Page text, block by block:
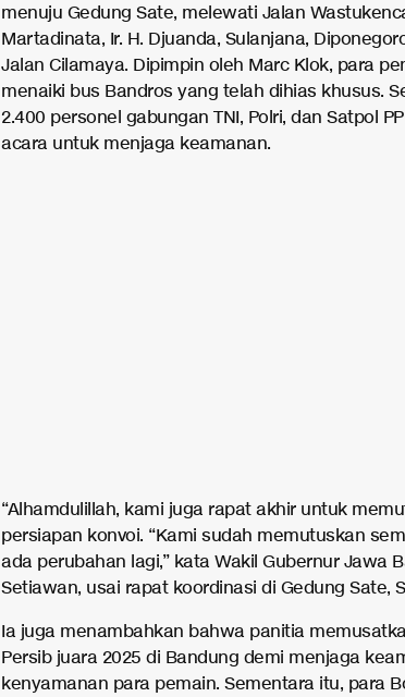
menuju Gedung Sate, melewati Jalan
Martadinata, Ir. H. Djuanda, Sulanjana,
Jalan Cilamaya. Dipimpin oleh Marc Klok, para
menaiki bus Bandros yang telah dihias khusus.
2.400 personel gabungan TNI, Polri, dan Satpol
acara untuk menjaga keamanan.
“Alhamdulillah, kami juga rapat akhir untuk
persiapan konvoi. “Kami sudah memutuskan
ada perubahan lagi,” kata Wakil Gubernur Jawa
Setiawan, usai rapat koordinasi di Gedung Sate,
Ia juga menambahkan bahwa panitia
Persib juara 2025 di Bandung demi menjaga
kenyamanan para pemain. Sementara itu, para